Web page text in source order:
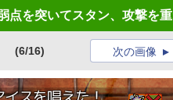
点を突いてスタン、攻撃を
(6/16) 次の画像